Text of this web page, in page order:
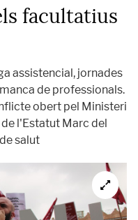
facultatius
assistencial, jornades
de professionals.
obert pel Ministeri
l'Estatut Marc del
salut